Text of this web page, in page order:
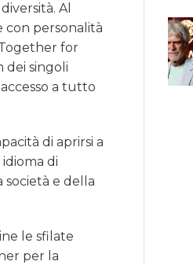
Al
con personalità
for
dei singoli
a tutto
di aprirsi a
di
e della
le sfilate
per la